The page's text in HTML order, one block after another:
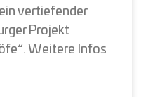
vertiefender
Projekt
Weitere Infos